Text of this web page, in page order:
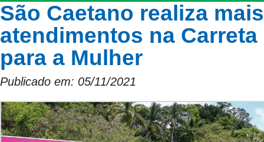
São Caetano realiza
atendimentos na Carreta
para a Mulher
Publicado em: 05/11/2021